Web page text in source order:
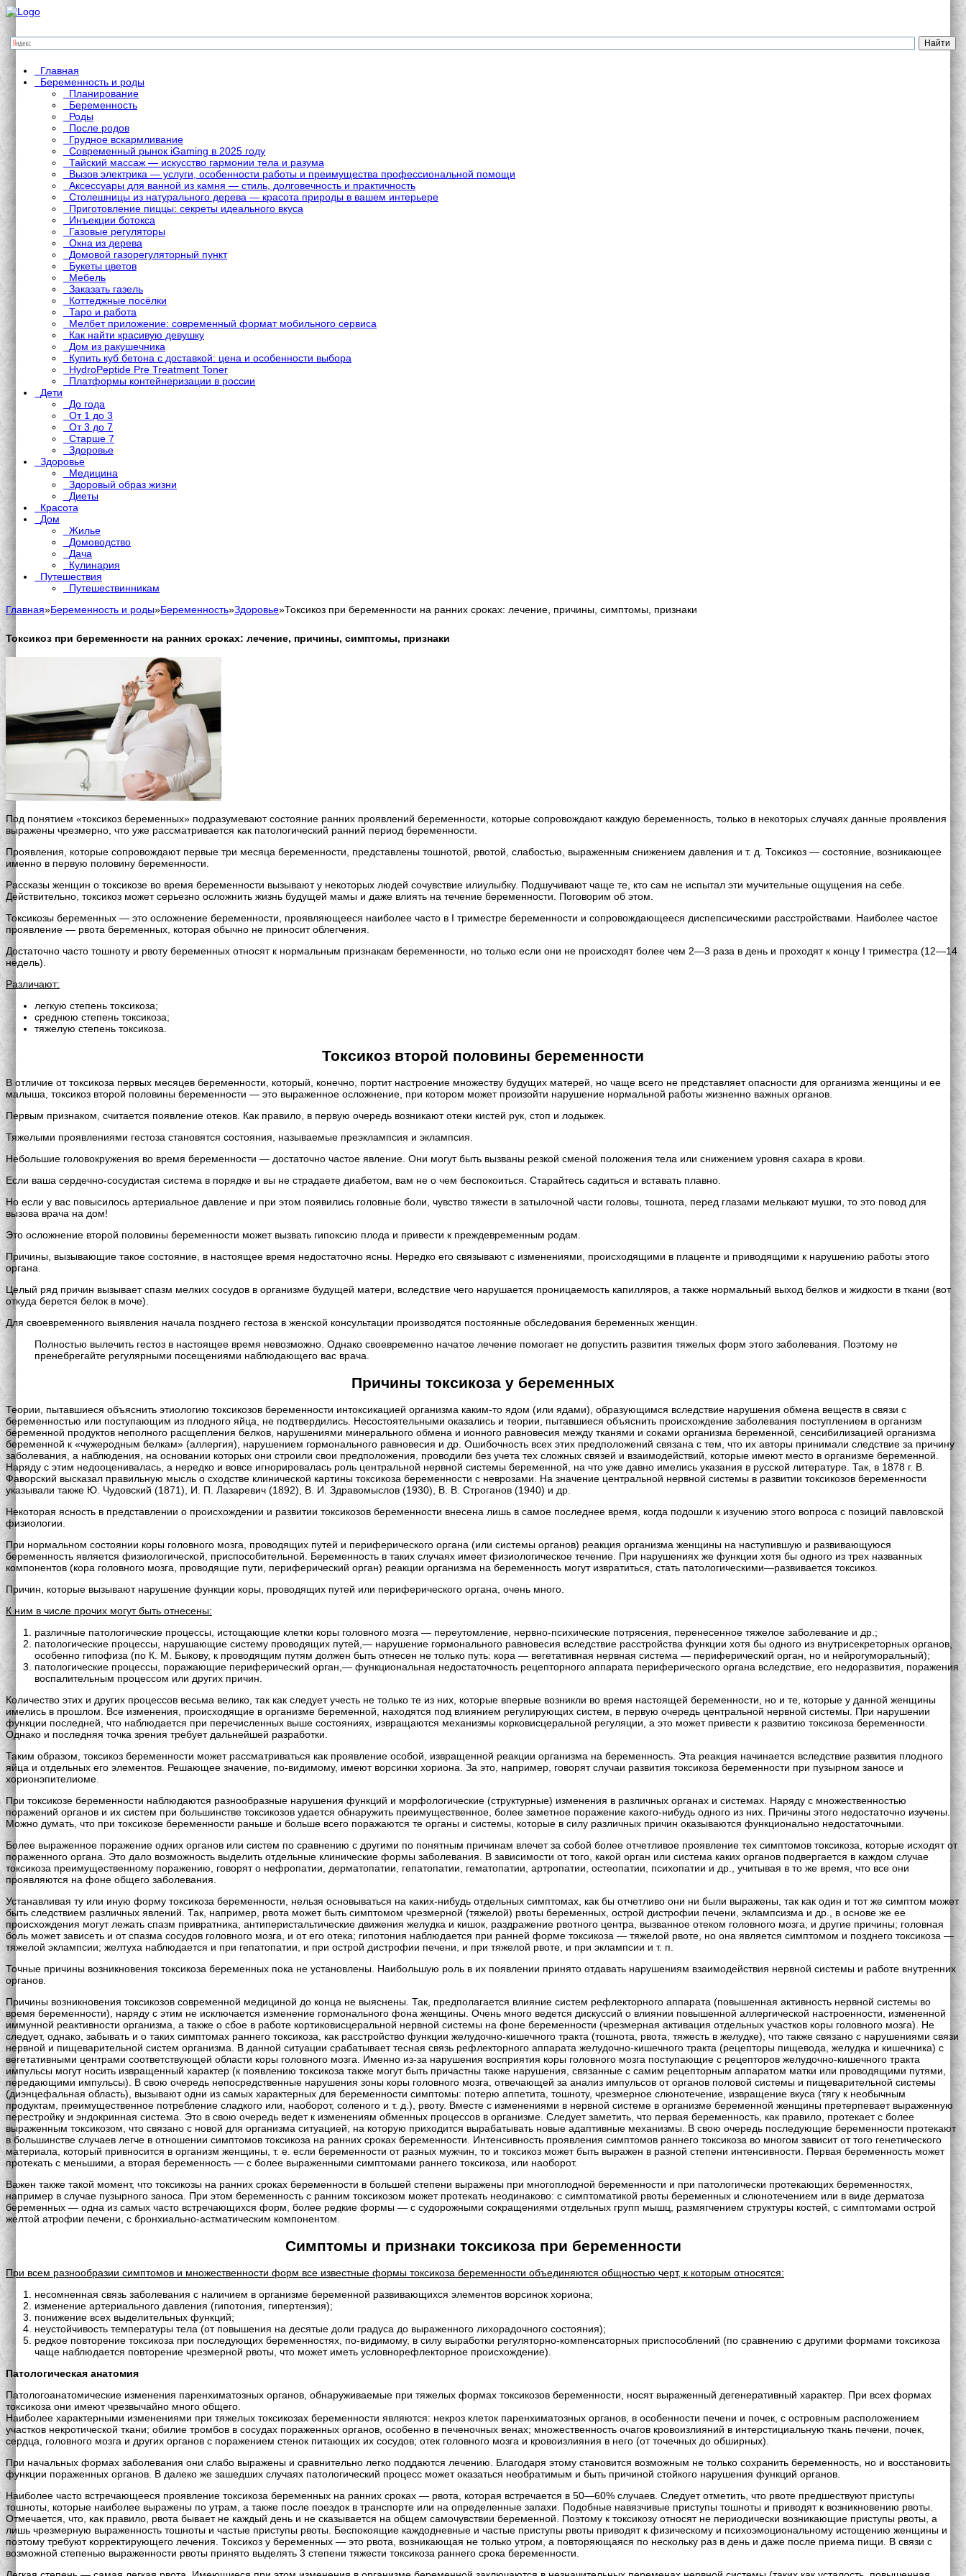
Главная
Беременность и роды
Планирование
Беременность
Роды
После родов
Грудное вскармливание
Современный рынок iGaming в 2025 году
Тайский массаж — искусство гармонии тела и разума
Вызов электрика — услуги, особенности работы и преимущества профессиональной помощи
Аксессуары для ванной из камня — стиль, долговечность и практичность
Столешницы из натурального дерева — красота природы в вашем интерьере
Приготовление пиццы: секреты идеального вкуса
Инъекции ботокса
Газовые регуляторы
Окна из дерева
Домовой газорегуляторный пункт
Букеты цветов
Мебель
Заказать газель
Коттеджные посёлки
Таро и работа
Мелбет приложение: современный формат мобильного сервиса
Как найти красивую девушку
Дом из ракушечника
Купить куб бетона с доставкой: цена и особенности выбора
HydroPeptide Pre Treatment Toner
Платформы контейнеризации в россии
Дети
До года
От 1 до 3
От 3 до 7
Старше 7
Здоровье
Здоровье
Медицина
Здоровый образ жизни
Диеты
Красота
Дом
Жилье
Домоводство
Дача
Кулинария
Путешествия
Путешествинникам
Главная»Беременность и роды»Беременность»Здоровье»Токсикоз при беременности на ранних сроках: лечение, причины, симптомы, признаки
Токсикоз при беременности на ранних сроках: лечение, причины, симптомы, признаки
Под понятием «токсикоз беременных» подразумевают состояние ранних проявлений беременности, которые сопровождают каждую беременность, только в некоторых случаях данные проявления
выражены чрезмерно, что уже рассматривается как патологический ранний период беременности.
Проявления, которые сопровождают первые три месяца беременности, представлены тошнотой, рвотой, слабостью, выраженным снижением давления и т. д. Токсикоз — состояние, возникающее
именно в первую половину беременности.
Рассказы женщин о токсикозе во время беременности вызывают у некоторых людей сочувствие илиулыбку. Подшучивают чаще те, кто сам не испытал эти мучительные ощущения на себе.
Действительно, токсикоз может серьезно осложнить жизнь будущей мамы и даже влиять на течение беременности. Поговорим об этом.
Токсикозы беременных — это осложнение беременности, проявляющееся наиболее часто в I триместре беременности и сопровождающееся диспепсическими расстройствами. Наиболее частое
проявление — рвота беременных, которая обычно не приносит облегчения.
Достаточно часто тошноту и рвоту беременных относят к нормальным признакам беременности, но только если они не происходят более чем 2—3 раза в день и проходят к концу I триместра (12—14
недель).
Различают:
легкую степень токсикоза;
среднюю степень токсикоза;
тяжелую степень токсикоза.
Токсикоз второй половины беременности
В отличие от токсикоза первых месяцев беременности, который, конечно, портит настроение множеству будущих матерей, но чаще всего не представляет опасности для организма женщины и ее
малыша, токсикоз второй половины беременности — это выраженное осложнение, при котором может произойти нарушение нормальной работы жизненно важных органов.
Первым признаком, считается появление отеков. Как правило, в первую очередь возникают отеки кистей рук, стоп и лодыжек.
Тяжелыми проявлениями гестоза становятся состояния, называемые преэклампсия и эклампсия.
Небольшие головокружения во время беременности — достаточно частое явление. Они могут быть вызваны резкой сменой положения тела или снижением уровня сахара в крови.
Если ваша сердечно-сосудистая система в порядке и вы не страдаете диабетом, вам не о чем беспокоиться. Старайтесь садиться и вставать плавно.
Но если у вас повысилось артериальное давление и при этом появились головные боли, чувство тяжести в затылочной части головы, тошнота, перед глазами мелькают мушки, то это повод для
вызова врача на дом!
Это осложнение второй половины беременности может вызвать гипоксию плода и привести к преждевременным родам.
Причины, вызывающие такое состояние, в настоящее время недостаточно ясны. Нередко его связывают с изменениями, происходящими в плаценте и приводящими к нарушению работы этого
органа.
Целый ряд причин вызывает спазм мелких сосудов в организме будущей матери, вследствие чего нарушается проницаемость капилляров, а также нормальный выход белков и жидкости в ткани (вот
откуда берется белок в моче).
Для своевременного выявления начала позднего гестоза в женской консультации производятся постоянные обследования беременных женщин.
Полностью вылечить гестоз в настоящее время невозможно. Однако своевременно начатое лечение помогает не допустить развития тяжелых форм этого заболевания. Поэтому не
пренебрегайте регулярными посещениями наблюдающего вас врача.
Причины токсикоза у беременных
Теории, пытавшиеся объяснить этиологию токсикозов беременности интоксикацией организма каким-то ядом (или ядами), образующимся вследствие нарушения обмена веществ в связи с
беременностью или поступающим из плодного яйца, не подтвердились. Несостоятельными оказались и теории, пытавшиеся объяснить происхождение заболевания поступлением в организм
беременной продуктов неполного расщепления белков, нарушениями минерального обмена и ионного равновесия между тканями и соками организма беременной, сенсибилизацией организма
беременной к «чужеродным белкам» (аллергия), нарушением гормонального равновесия и др. Ошибочность всех этих предположений связана с тем, что их авторы принимали следствие за причину
заболевания, а наблюдения, на основании которых они строили свои предположения, проводили без учета тех сложных связей и взаимодействий, которые имеют место в организме беременной.
Наряду с этим недооценивалась, а нередко и вовсе игнорировалась роль центральной нервной системы беременной, на что уже давно имелись указания в русской литературе. Так, в 1878 г. В.
Фаворский высказал правильную мысль о сходстве клинической картины токсикоза беременности с неврозами. На значение центральной нервной системы в развитии токсикозов беременности
указывали также Ю. Чудовский (1871), И. П. Лазаревич (1892), В. И. Здравомыслов (1930), В. В. Строганов (1940) и др.
Некоторая ясность в представлении о происхождении и развитии токсикозов беременности внесена лишь в самое последнее время, когда подошли к изучению этого вопроса с позиций павловской
физиологии.
При нормальном состоянии коры головного мозга, проводящих путей и периферического органа (или системы органов) реакция организма женщины на наступившую и развивающуюся
беременность является физиологической, приспособительной. Беременность в таких случаях имеет физиологическое течение. При нарушениях же функции хотя бы одного из трех названных
компонентов (кора головного мозга, проводящие пути, периферический орган) реакции организма на беременность могут извратиться, стать патологическими—развивается токсикоз.
Причин, которые вызывают нарушение функции коры, проводящих путей или периферического органа, очень много.
К ним в числе прочих могут быть отнесены:
различные патологические процессы, истощающие клетки коры головного мозга — переутомление, нервно-психические потрясения, перенесенное тяжелое заболевание и др.;
патологические процессы, нарушающие систему проводящих путей,— нарушение гормонального равновесия вследствие расстройства функции хотя бы одного из внутрисекреторных органов,
особенно гипофиза (по К. М. Быкову, к проводящим путям должен быть отнесен не только путь: кора — вегетативная нервная система — периферический орган, но и нейрогуморальный);
патологические процессы, поражающие периферический орган,— функциональная недостаточность рецепторного аппарата периферического органа вследствие, его недоразвития, поражения
воспалительным процессом или других причин.
Количество этих и других процессов весьма велико, так как следует учесть не только те из них, которые впервые возникли во время настоящей беременности, но и те, которые у данной женщины
имелись в прошлом. Все изменения, происходящие в организме беременной, находятся под влиянием регулирующих систем, в первую очередь центральной нервной системы. При нарушении
функции последней, что наблюдается при перечисленных выше состояниях, извращаются механизмы корковисцеральной регуляции, а это может привести к развитию токсикоза беременности.
Однако и последняя точка зрения требует дальнейшей разработки.
Таким образом, токсикоз беременности может рассматриваться как проявление особой, извращенной реакции организма на беременность. Эта реакция начинается вследствие развития плодного
яйца и отдельных его элементов. Решающее значение, по-видимому, имеют ворсинки хориона. За это, например, говорят случаи развития токсикоза беременности при пузырном заносе и
хорионэпителиоме.
При токсикозе беременности наблюдаются разнообразные нарушения функций и морфологические (структурные) изменения в различных органах и системах. Наряду с множественностью
поражений органов и их систем при большинстве токсикозов удается обнаружить преимущественное, более заметное поражение какого-нибудь одного из них. Причины этого недостаточно изучены.
Можно думать, что при токсикозе беременности раньше и больше всего поражаются те органы и системы, которые в силу различных причин оказываются функционально недостаточными.
Более выраженное поражение одних органов или систем по сравнению с другими по понятным причинам влечет за собой более отчетливое проявление тех симптомов токсикоза, которые исходят от
пораженного органа. Это дало возможность выделить отдельные клинические формы заболевания. В зависимости от того, какой орган или система каких органов подвергается в каждом случае
токсикоза преимущественному поражению, говорят о нефропатии, дерматопатии, гепатопатии, гематопатии, артропатии, остеопатии, психопатии и др., учитывая в то же время, что все они
проявляются на фоне общего заболевания.
Устанавливая ту или иную форму токсикоза беременности, нельзя основываться на каких-нибудь отдельных симптомах, как бы отчетливо они ни были выражены, так как один и тот же симптом может
быть следствием различных явлений. Так, например, рвота может быть симптомом чрезмерной (тяжелой) рвоты беременных, острой дистрофии печени, эклампсизма и др., в основе же ее
происхождения могут лежать спазм привратника, антиперистальтические движения желудка и кишок, раздражение рвотного центра, вызванное отеком головного мозга, и другие причины; головная
боль может зависеть и от спазма сосудов головного мозга, и от его отека; гипотония наблюдается при ранней форме токсикоза — тяжелой рвоте, но она является симптомом и позднего токсикоза —
тяжелой эклампсии; желтуха наблюдается и при гепатопатии, и при острой дистрофии печени, и при тяжелой рвоте, и при эклампсии и т. п.
Точные причины возникновения токсикоза беременных пока не установлены. Наибольшую роль в их появлении принято отдавать нарушениям взаимодействия нервной системы и работе внутренних
органов.
Причины возникновения токсикозов современной медициной до конца не выяснены. Так, предполагается влияние систем рефлекторного аппарата (повышенная активность нервной системы во
время беременности), наряду с этим не исключается изменение гормонального фона женщины. Очень много ведется дискуссий о влиянии повышенной аллергической настроенности, измененной
иммунной реактивности организма, а также о сбое в работе кортиковисцеральной нервной системы на фоне беременности (чрезмерная активация отдельных участков коры головного мозга). Не
следует, однако, забывать и о таких симптомах раннего токсикоза, как расстройство функции желудочно-кишечного тракта (тошнота, рвота, тяжесть в желудке), что также связано с нарушениями связи
нервной и пищеварительной систем организма. В данной ситуации срабатывает тесная связь рефлекторного аппарата желудочно-кишечного тракта (рецепторы пищевода, желудка и кишечника) с
вегетативными центрами соответствующей области коры головного мозга. Именно из-за нарушения восприятия коры головного мозга поступающие с рецепторов желудочно-кишечного тракта
импульсы могут носить извращенный характер (к появлению токсикоза также могут быть причастны также нарушения, связанные с самим рецепторным аппаратом матки или проводящими путями,
передающими импульсы). В свою очередь непосредственные нарушения зоны коры головного мозга, отвечающей за анализ импульсов от органов половой системы и пищеварительной системы
(диэнцефальная область), вызывают одни из самых характерных для беременности симптомы: потерю аппетита, тошноту, чрезмерное слюнотечение, извращение вкуса (тягу к необычным
продуктам, преимущественное потребление сладкого или, наоборот, соленого и т. д.), рвоту. Вместе с изменениями в нервной системе в организме беременной женщины претерпевает выраженную
перестройку и эндокринная система. Это в свою очередь ведет к изменениям обменных процессов в организме. Следует заметить, что первая беременность, как правило, протекает с более
выраженным токсикозом, что связано с новой для организма ситуацией, на которую приходится вырабатывать новые адаптивные механизмы. В свою очередь последующие беременности протекают
в большинстве случаев легче в отношении симптомов токсикоза на ранних сроках беременности. Интенсивность проявления симптомов раннего токсикоза во многом зависит от того генетического
материала, который привносится в организм женщины, т. е. если беременности от разных мужчин, то и токсикоз может быть выражен в разной степени интенсивности. Первая беременность может
протекать с меньшими, а вторая беременность — с более выраженными симптомами раннего токсикоза, или наоборот.
Важен также такой момент, что токсикозы на ранних сроках беременности в большей степени выражены при многоплодной беременности и при патологически протекающих беременностях,
например в случае пузырного заноса. При этом беременность с ранним токсикозом может протекать неодинаково: с симптоматикой рвоты беременных и слюнотечением или в виде дерматоза
беременных — одна из самых часто встречающихся форм, более редкие формы — с судорожными сокращениями отдельных групп мышц, размягчением структуры костей, с симптомами острой
желтой атрофии печени, с бронхиально-астматическим компонентом.
Симптомы и признаки токсикоза при беременности
При всем разнообразии симптомов и множественности форм все известные формы токсикоза беременности объединяются общностью черт, к которым относятся:
несомненная связь заболевания с наличием в организме беременной развивающихся элементов ворсинок хориона;
изменение артериального давления (гипотония, гипертензия);
понижение всех выделительных функций;
неустойчивость температуры тела (от повышения на десятые доли градуса до выраженного лихорадочного состояния);
редкое повторение токсикоза при последующих беременностях, по-видимому, в силу выработки регуляторно-компенсаторных приспособлений (по сравнению с другими формами токсикоза
чаще наблюдается повторение чрезмерной рвоты, что может иметь условнорефлекторное происхождение).
Патологическая анатомия
Патологоанатомические изменения паренхиматозных органов, обнаруживаемые при тяжелых формах токсикозов беременности, носят выраженный дегенеративный характер. При всех формах
токсикоза они имеют чрезвычайно много общего.
Наиболее характерными изменениями при тяжелых токсикозах беременности являются: некроз клеток паренхиматозных органов, в особенности печени и почек, с островным расположением
участков некротической ткани; обилие тромбов в сосудах пораженных органов, особенно в печеночных венах; множественность очагов кровоизлияний в интерстициальную ткань печени, почек,
сердца, головного мозга и других органов с поражением стенок питающих их сосудов; отек головного мозга и кровоизлияния в него (от точечных до обширных).
При начальных формах заболевания они слабо выражены и сравнительно легко поддаются лечению. Благодаря этому становится возможным не только сохранить беременность, но и восстановить
функции пораженных органов. В далеко же зашедших случаях патологический процесс может оказаться необратимым и быть причиной стойкого нарушения функций органов.
Наиболее часто встречающееся проявление токсикоза беременных на ранних сроках — рвота, которая встречается в 50—60% случаев. Следует отметить, что рвоте предшествуют приступы
тошноты, которые наиболее выражены по утрам, а также после поездок в транспорте или на определенные запахи. Подобные навязчивые приступы тошноты и приводят к возникновению рвоты.
Отмечается, что, как правило, рвота бывает не каждый день и не сказывается на общем самочувствии беременной. Поэтому к токсикозу относят не периодически возникающие приступы рвоты, а
лишь чрезмерную выраженность тошноты и частые приступы рвоты. Беспокоящие каждодневные и частые приступы рвоты приводят к физическому и психоэмоциональному истощению женщины и
поэтому требуют корректирующего лечения. Токсикоз у беременных — это рвота, возникающая не только утром, а повторяющаяся по нескольку раз в день и даже после приема пищи. В связи с
возможной степенью выраженности рвоты принято выделять 3 степени тяжести токсикоза раннего срока беременности.